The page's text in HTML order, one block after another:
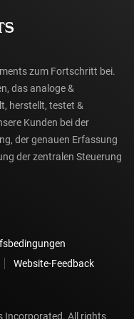
zum Fortschritt bei.
das analoge &
herstellt, testet &
Kunden bei der
der genauen Erfassung
der zentralen Steuerung
Website-Feedback
Incorporated. All rights